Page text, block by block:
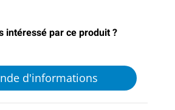
intéressé par ce produit ?
d'informations